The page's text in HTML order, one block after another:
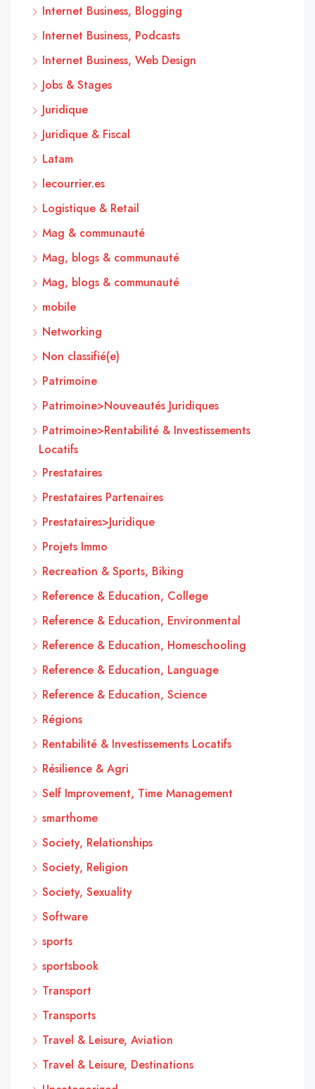
Internet Business, Blogging
Internet Business, Podcasts
Internet Business, Web Design
Jobs & Stages
Juridique
Juridique & Fiscal
Latam
lecourrier.es
Logistique & Retail
Mag & communauté
Mag, blogs & communauté
Mag, blogs & communauté
mobile
Networking
Non classifié(e)
Patrimoine
Patrimoine>Nouveautés Juridiques
Patrimoine>Rentabilité & Investissements
Locatifs
Prestataires
Prestataires Partenaires
Prestataires>Juridique
Projets Immo
Recreation & Sports, Biking
Reference & Education, College
Reference & Education, Environmental
Reference & Education, Homeschooling
Reference & Education, Language
Reference & Education, Science
Régions
Rentabilité & Investissements Locatifs
Résilience & Agri
Self Improvement, Time Management
smarthome
Society, Relationships
Society, Religion
Society, Sexuality
Software
sports
sportsbook
Transport
Transports
Travel & Leisure, Aviation
Travel & Leisure, Destinations